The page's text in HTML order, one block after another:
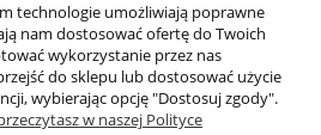
i dostawa
Informacje
technologie umożliwiają poprawne
nam dostosować ofertę do Twoich
wykorzystanie przez nas
do sklepu lub dostosować użycie
wybierając opcję "Dostosuj zgody".
w naszej Polityce